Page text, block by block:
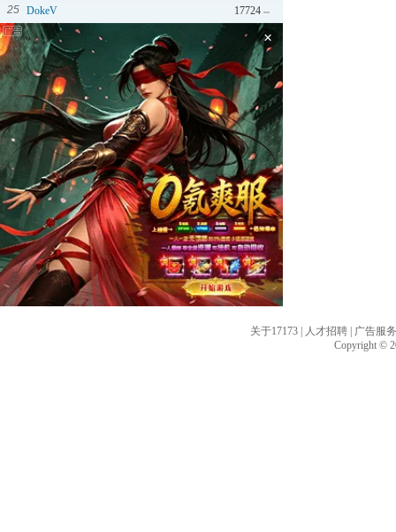
25
17724
DokeV
×
关于17173 人才招聘
广告服务
Copyright ©